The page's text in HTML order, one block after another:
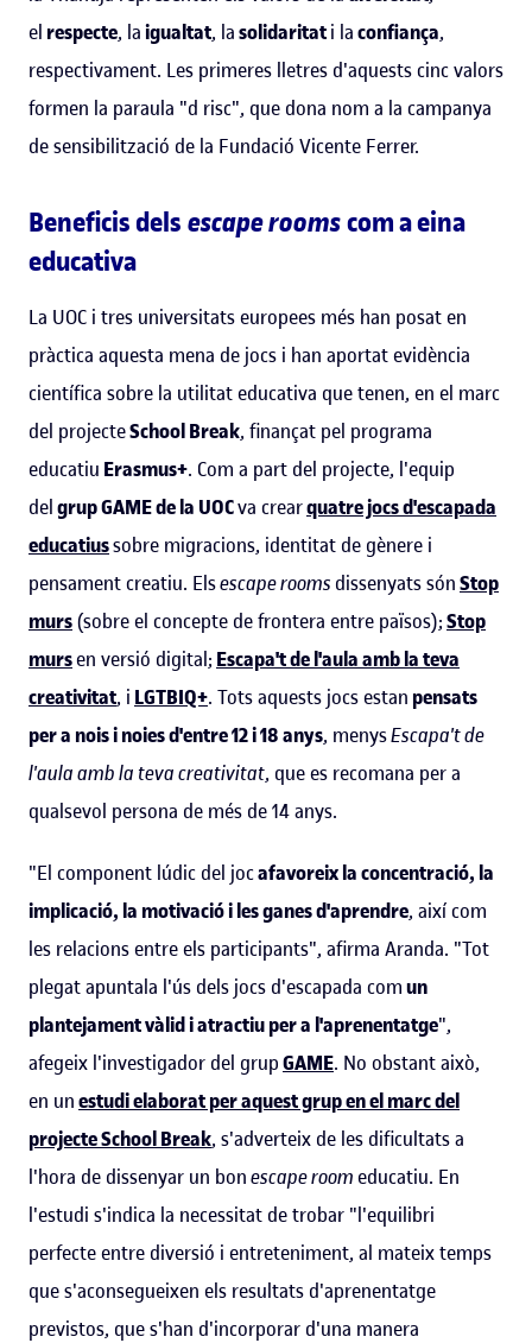
el respecte, laigualtat, lasolidaritati laconfiança,
respectivament. Les primeres lletres d'aquests cinc valors
formen la paraula "d risc", que dona nom a la campanya
de sensibilització de la Fundació Vicente Ferrer.
Beneficis dels escape roomscom a eina
educativa
La UOC i tres universitats europees més han posat en
pràctica aquesta mena de jocs i han aportat evidència
científica sobre la utilitat educativa que tenen, en el marc
del projecteSchool Break, finançat pel programa
educatiu Erasmus+. Com a part del projecte, l'equip
delgrup GAME de la UOCva crearquatre jocs d'escapada
educatiussobre migracions, identitat de gènere i
pensament creatiu. Elsescape rooms dissenyats sónStop
murs(sobre el concepte de frontera entre països);Stop
mursen versió digital; Escapa't de l'aula amb la teva
creativitat, i LGTBIQ+. Tots aquests jocs estan pensats
per a nois i noies d'entre 12 i 18 anys, menysEscapa't de
l'aula amb la teva creativitat, que es recomana per a
qualsevol persona de més de 14 anys.
"El component lúdic del jocafavoreix la concentració, la
implicació, la motivació i les ganes d'aprendre, així com
les relacions entre els participants", afirma Aranda. "Tot
plegat apuntala l'ús dels jocs d'escapada comun
plantejament vàlid i atractiu per a l'aprenentatge",
afegeix l'investigador del grupGAME. No obstant això,
en unestudi elaborat per aquest grup en el marc del
projecte School Break, s'adverteix de les dificultats a
l'hora de dissenyar un bonescape roomeducatiu. En
l'estudi s'indica la necessitat de trobar "l'equilibri
perfecte entre diversió i entreteniment, al mateix temps
que s'aconsegueixen els resultats d'aprenentatge
previstos, que s'han d'incorporar d'una manera